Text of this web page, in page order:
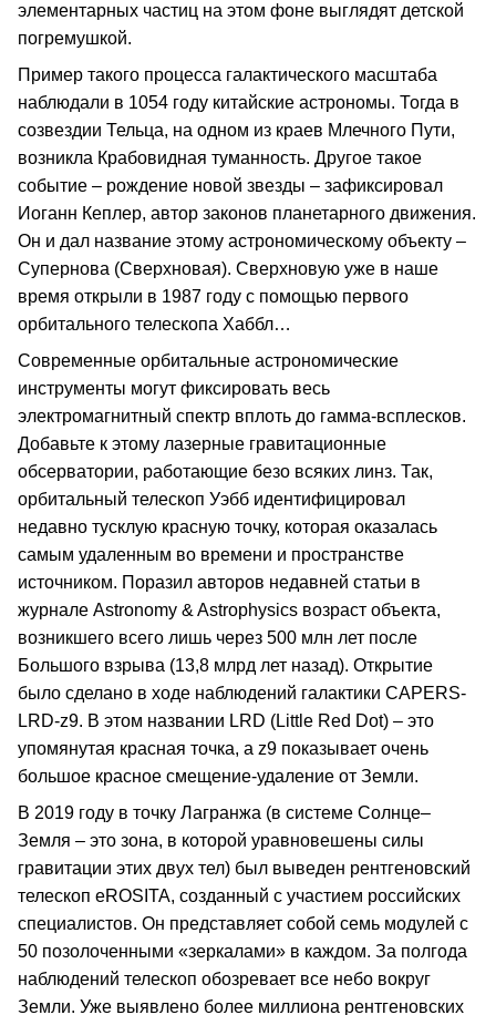
элементарных частиц на этом фоне выглядят детской
погремушкой.
Пример такого процесса галактического масштаба
наблюдали в 1054 году китайские астрономы. Тогда в
созвездии Тельца, на одном из краев Млечного Пути,
возникла Крабовидная туманность. Другое такое
событие – рождение новой звезды – зафиксировал
Иоганн Кеплер, автор законов планетарного движения.
Он и дал название этому астрономическому объекту –
Супернова (Сверхновая). Сверхновую уже в наше
время открыли в 1987 году с помощью первого
орбитального телескопа Хаббл…
Современные орбитальные астрономические
инструменты могут фиксировать весь
электромагнитный спектр вплоть до гамма-всплесков.
Добавьте к этому лазерные гравитационные
обсерватории, работающие безо всяких линз. Так,
орбитальный телескоп Уэбб идентифицировал
недавно тусклую красную точку, которая оказалась
самым удаленным во времени и пространстве
источником. Поразил авторов недавней статьи в
журнале Astronomy & Astrophysics возраст объекта,
возникшего всего лишь через 500 млн лет после
Большого взрыва (13,8 млрд лет назад). Открытие
было сделано в ходе наблюдений галактики CAPERS-
LRD-z9. В этом названии LRD (Little Red Dot) – это
упомянутая красная точка, а z9 показывает очень
большое красное смещение-удаление от Земли.
В 2019 году в точку Лагранжа (в системе Солнце–
Земля – это зона, в которой уравновешены силы
гравитации этих двух тел) был выведен рентгеновский
телескоп eROSITA, созданный с участием российских
специалистов. Он представляет собой семь модулей с
50 позолоченными «зеркалами» в каждом. За полгода
наблюдений телескоп обозревает все небо вокруг
Земли. Уже выявлено более миллиона рентгеновских